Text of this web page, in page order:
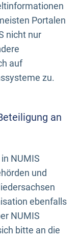
Portalen
nicht nur
auf
zu.
an
NUMIS
und
ebenfalls
NUMIS
bitte an die